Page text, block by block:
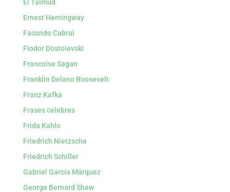
El Talmud
Ernest Hemingway
Facundo Cabral
Fiodor Dostoievski
Francoise Sagan
Franklin Delano Roosevelt
Franz Kafka
Frases celebres
Frida Kahlo
Friedrich Nietzsche
Friedrich Schiller
Gabriel García Márquez
George Bernard Shaw